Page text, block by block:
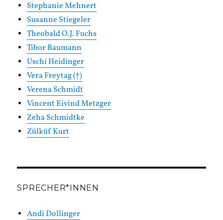
Stephanie Mehnert
Susanne Stiegeler
Theobald O.J. Fuchs
Tibor Baumann
Uschi Heidinger
Vera Freytag (†)
Verena Schmidt
Vincent Eivind Metzger
Zeha Schmidtke
Zülküf Kurt
SPRECHER*INNEN
Andi Dollinger